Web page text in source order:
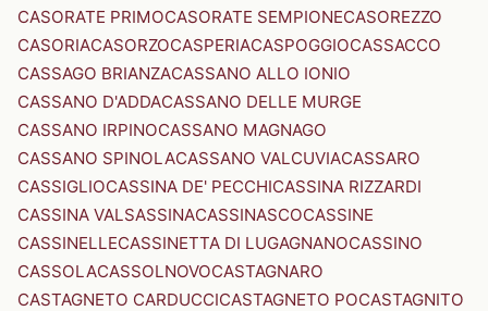
CASORATE PRIMOCASORATE SEMPIONECASOREZZO
CASORIACASORZOCASPERIACASPOGGIOCASSACCO
CASSAGO BRIANZACASSANO ALLO IONIO
CASSANO D'ADDACASSANO DELLE MURGE
CASSANO IRPINOCASSANO MAGNAGO
CASSANO SPINOLACASSANO VALCUVIACASSARO
CASSIGLIOCASSINA DE' PECCHICASSINA RIZZARDI
CASSINA VALSASSINACASSINASCOCASSINE
CASSINELLECASSINETTA DI LUGAGNANOCASSINO
CASSOLACASSOLNOVOCASTAGNARO
CASTAGNETO CARDUCCICASTAGNETO POCASTAGNITO